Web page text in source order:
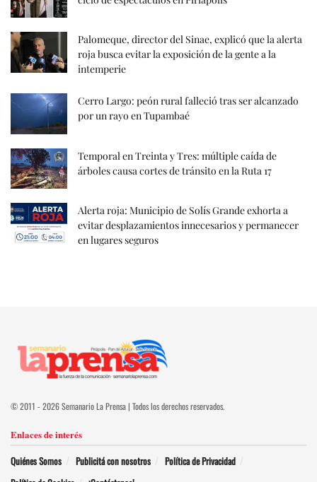
Palomeque, director del Sinae, explicó que la alerta
roja busca evitar la exposición de la gente a la
intemperie
Cerro Largo: peón rural falleció tras ser alcanzado
por un rayo en Tupambaé
Temporal en Treinta y Tres: múltiple caída de
árboles causa cortes de tránsito en la Ruta 17
Alerta roja: Municipio de Solís Grande exhorta a
evitar desplazamientos innecesarios y permanecer
en lugares seguros
© 2011 - 2026 Semanario La Prensa | Todos los derechos reservados.
Enlaces de interés
Quiénes Somos Publicitá con nosotros
Política de Privacidad